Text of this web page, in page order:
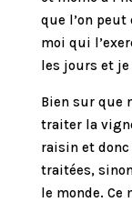
que l’on
moi qui
les jours et
Bien sur que
traiter la
raisin et
traitées,
le monde.